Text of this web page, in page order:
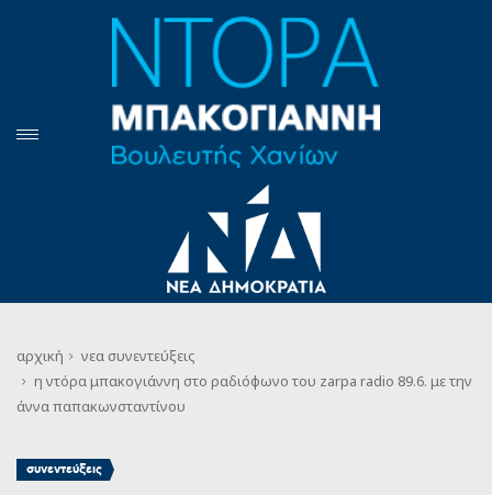
αρχική νεα συνεντεύξεις
η ντόρα μπακογιάννη στο ραδιόφωνο του zarpa radio 89.6. με την
άννα παπακωνσταντίνου
συνεντεύξεις